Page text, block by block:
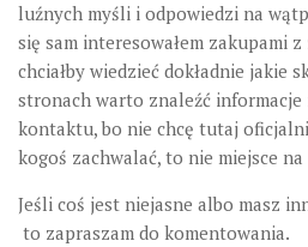
luźnych myśli i odpowiedzi na
się sam interesowałem zakupami
chciałby wiedzieć dokładnie jakie
stronach warto znaleźć
kontaktu, bo nie chcę tutaj
kogoś zachwalać, to nie miejsce
Jeśli coś jest niejasne albo masz
to zapraszam do komentowania.